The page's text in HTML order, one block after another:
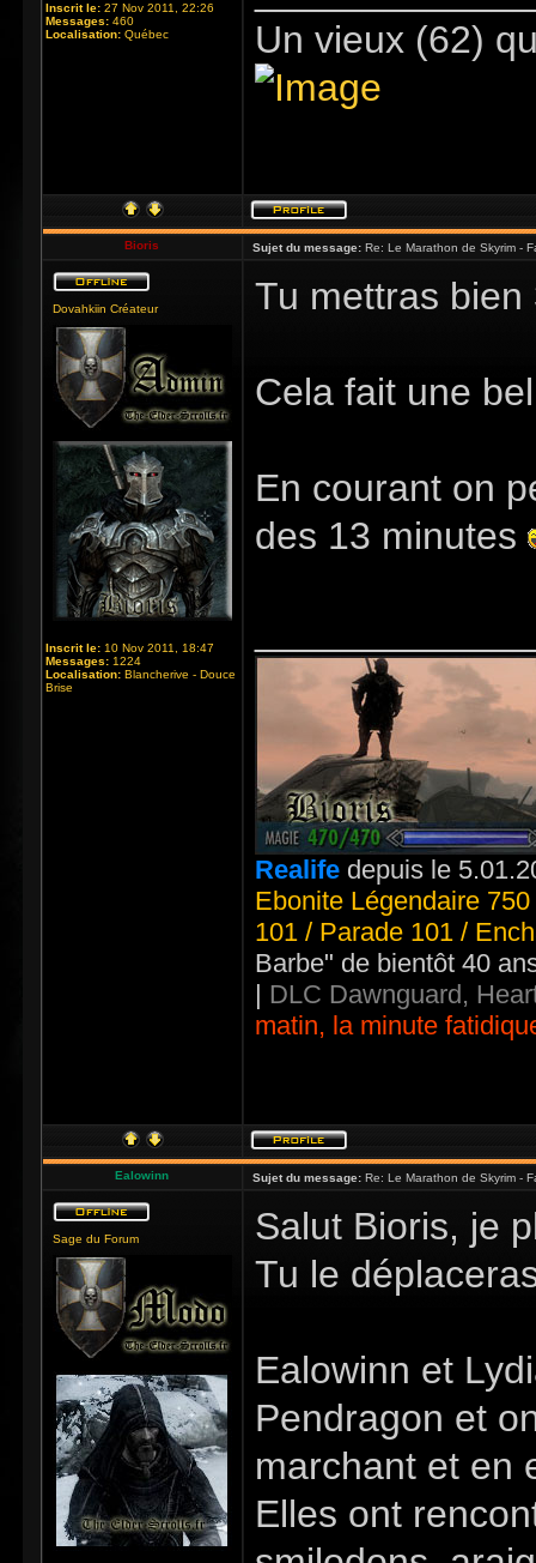
Inscrit le: 27 Nov 2011, 22:26
Messages: 460
Localisation: Québec
Un vieux (62)
Bioris Sujet du message: Re: Le Marathon de Skyrim -
Dovahkiin Créateur
Inscrit le: 10 Nov 2011, 18:47
Messages: 1224
Localisation: Blancherive - Douce
Brise
Tu mettras
Cela fait une
En courant on
des 13 minutes
Realife depuis le
Ebonite Légendaire
101 / Parade 101 /
Barbe" de bientôt 40
| DLC Dawnguard,
matin, la minute
Ealowinn Sujet du message: Re: Le Marathon de Skyrim -
Sage du Forum
Salut Bioris, je
Tu le
Ealowinn et
Pendragon et
marchant et en
Elles ont